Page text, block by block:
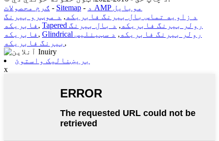
ګرم محصولات - Sitemap -
د AMP موبایل
د زاویه تماس بال بیرنگ فابریکه , د موټرو بیرنگ
فابریکه , Tapered رولر بیرنگ فابریکه , د بال بیرنگ
فابریکه , Glindrical رولر بیرنگ فابریکه , د سټینلیس
بیرنگ فابریکه ,
بریښنالیک واستوئ
x